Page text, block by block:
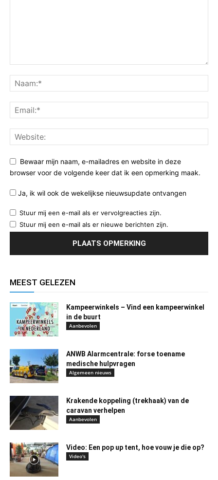
Bewaar mijn naam, e-mailadres en website in deze
browser voor de volgende keer dat ik een opmerking maak.
Ja, ik wil ook de wekelijkse nieuwsupdate ontvangen
Stuur mij een e-mail als er vervolgreacties zijn.
Stuur mij een e-mail als er nieuwe berichten zijn.
MEEST GELEZEN
Kampeerwinkels – Vind een kampeerwinkel
in de buurt
Aanbevolen
ANWB Alarmcentrale: forse toename
medische hulpvragen
Algemeen nieuws
Krakende koppeling (trekhaak) van de
caravan verhelpen
Aanbevolen
Video: Een pop up tent, hoe vouw je die op?
Video's